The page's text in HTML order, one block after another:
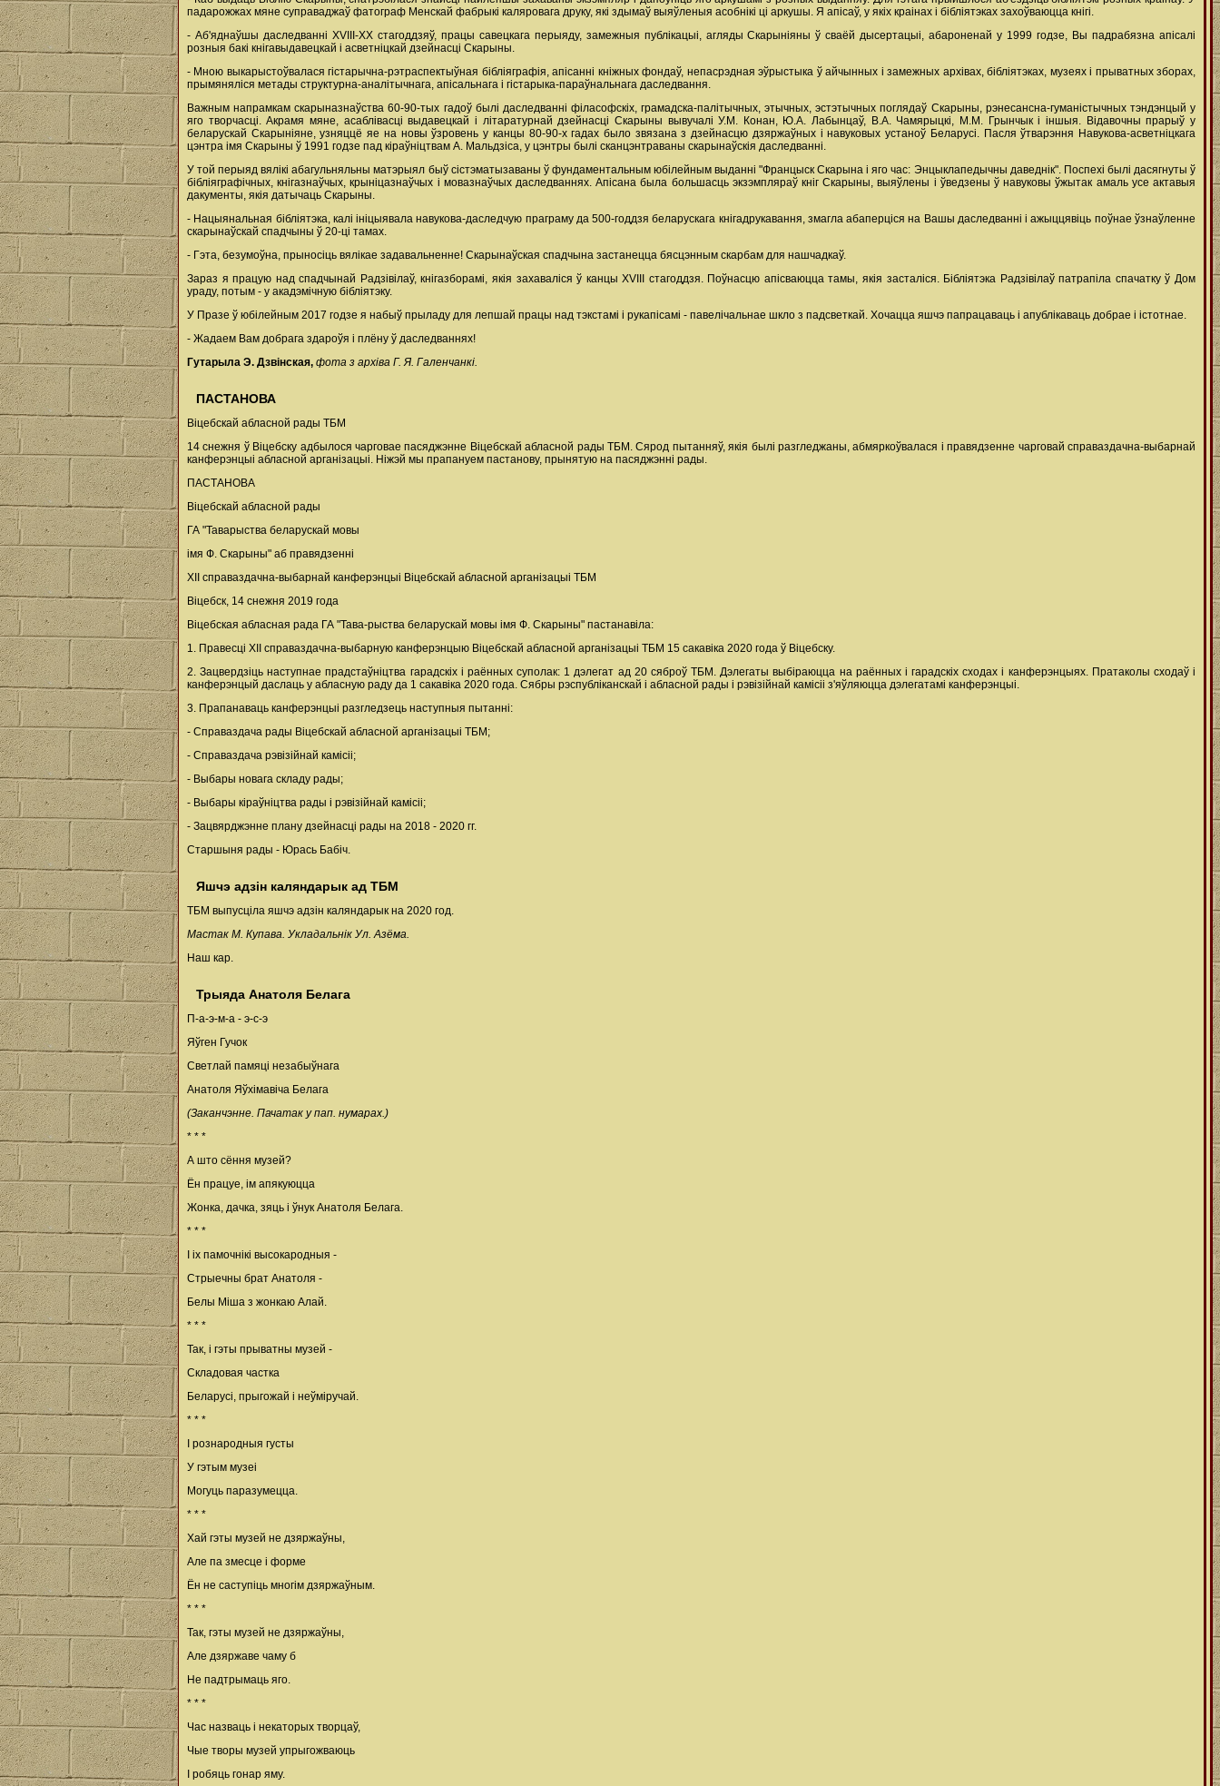
падарожжах мяне суправаджаў фатограф Менскай фабрыкі каляровага друку, які здымаў выяўленыя асобнікі ці аркушы. Я апісаў, у якіх краінах і бібліятэках захоўваюцца кнігі.
- Аб'яднаўшы даследванні ХVIII-ХХ стагоддзяў, працы савецкага перыяду, замежныя публікацыі, агляды Скарыніяны ў сваёй дысертацыі, абароненай у 1999 годзе, Вы падрабязна апісалі
розныя бакі кнігавыдавецкай і асветніцкай дзейнасці Скарыны.
- Мною выкарыстоўвалася гістарычна-рэтраспектыўная бібліяграфія, апісанні кніжных фондаў, непасрэдная эўрыстыка ў айчынных і замежных архівах, бібліятэках, музеях і прыватных зборах,
прымяняліся метады структурна-аналітычнага, апісальнага і гістарыка-параўнальнага даследвання.
Важным напрамкам скарыназнаўства 60-90-тых гадоў былі даследванні філасофскіх, грамадска-палітычных, этычных, эстэтычных поглядаў Скарыны, рэнесансна-гуманістычных тэндэнцый у
яго творчасці. Акрамя мяне, асаблівасці выдавецкай і літаратурнай дзейнасці Скарыны вывучалі У.М. Конан, Ю.А. Лабынцаў, В.А. Чамярыцкі, М.М. Грынчык і іншыя. Відавочны прарыў у
беларускай Скарыніяне, узняццё яе на новы ўзровень у канцы 80-90-х гадах было звязана з дзейнасцю дзяржаўных і навуковых устаноў Беларусі. Пасля ўтварэння Навукова-асветніцкага
цэнтра імя Скарыны ў 1991 годзе пад кіраўніцтвам А. Мальдзіса, у цэнтры былі сканцэнтраваны скарынаўскія даследванні.
У той перыяд вялікі абагульняльны матэрыял быў сістэматызаваны ў фундаментальным юбілейным выданні "Францыск Скарына і яго час: Энцыклапедычны даведнік". Поспехі былі дасягнуты ў
бібліяграфічных, кнігазнаўчых, крыніцазнаўчых і мовазнаўчых даследваннях. Апісана была большасць экзэмпляраў кніг Скарыны, выяўлены і ўведзены ў навуковы ўжытак амаль усе актавыя
дакументы, якія датычаць Скарыны.
- Нацыянальная бібліятэка, калі ініцыявала навукова-даследчую праграму да 500-годдзя беларускага кнігадрукавання, змагла абаперціся на Вашы даследванні і ажыццявіць поўнае ўзнаўленне
скарынаўскай спадчыны ў 20-ці тамах.
- Гэта, безумоўна, прыносіць вялікае задавальненне! Скарынаўская спадчына застанецца бясцэнным скарбам для нашчадкаў.
Зараз я працую над спадчынай Радзівілаў, кнігазборамі, якія захаваліся ў канцы ХVIII стагоддзя. Поўнасцю апісваюцца тамы, якія засталіся. Бібліятэка Радзівілаў патрапіла спачатку ў Дом
ураду, потым - у акадэмічную бібліятэку.
У Празе ў юбілейным 2017 годзе я набыў прыладу для лепшай працы над тэкстамі і рукапісамі - павелічальнае шкло з падсветкай. Хочацца яшчэ папрацаваць і апублікаваць добрае і істотнае.
- Жадаем Вам добрага здароўя і плёну ў даследваннях!
Гутарыла Э. Дзвінская, фота з архіва Г. Я. Галенчанкі.
ПАСТАНОВА
Віцебскай абласной рады ТБМ
14 снежня ў Віцебску адбылося чарговае пасяджэнне Віцебскай абласной рады ТБМ. Сярод пытанняў, якія былі разгледжаны, абмяркоўвалася і правядзенне чарговай справаздачна-выбарнай
канферэнцыі абласной арганізацыі. Ніжэй мы прапануем пастанову, прынятую на пасяджэнні рады.
ПАСТАНОВА
Віцебскай абласной рады
ГА "Таварыства беларускай мовы
імя Ф. Скарыны" аб правядзенні
ХІІ справаздачна-выбарнай канферэнцыі Віцебскай абласной арганізацыі ТБМ
Віцебск, 14 снежня 2019 года
Віцебская абласная рада ГА "Тава-рыства беларускай мовы імя Ф. Скарыны" пастанавіла:
1. Правесці ХІІ справаздачна-выбарную канферэнцыю Віцебскай абласной арганізацыі ТБМ 15 сакавіка 2020 года ў Віцебску.
2. Зацвердзіць наступнае прадстаўніцтва гарадскіх і раённых суполак: 1 дэлегат ад 20 сяброў ТБМ. Дэлегаты выбіраюцца на раённых і гарадскіх сходах і канферэнцыях. Пратаколы сходаў і
канферэнцый даслаць у абласную раду да 1 сакавіка 2020 года. Сябры рэспубліканскай і абласной рады і рэвізійнай камісіі з'яўляюцца дэлегатамі канферэнцыі.
3. Прапанаваць канферэнцыі разгледзець наступныя пытанні:
- Справаздача рады Віцебскай абласной арганізацыі ТБМ;
- Справаздача рэвізійнай камісіі;
- Выбары новага складу рады;
- Выбары кіраўніцтва рады і рэвізійнай камісіі;
- Зацвярджэнне плану дзейнасці рады на 2018 - 2020 гг.
Старшыня рады - Юрась Бабіч.
Яшчэ адзін каляндарык ад ТБМ
ТБМ выпусціла яшчэ адзін каляндарык на 2020 год.
Мастак М. Купава. Укладальнік Ул. Азёма.
Наш кар.
Трыяда Анатоля Белага
П-а-э-м-а - э-с-э
Яўген Гучок
Светлай памяці незабыўнага
Анатоля Яўхімавіча Белага
(Заканчэнне. Пачатак у пап. нумарах.)
* * *
А што сёння музей?
Ён працуе, ім апякуюцца
Жонка, дачка, зяць і ўнук Анатоля Белага.
* * *
І іх памочнікі высокародныя -
Стрыечны брат Анатоля -
Белы Міша з жонкаю Алай.
* * *
Так, і гэты прыватны музей -
Складовая частка
Беларусі, прыгожай і неўміручай.
* * *
І рознародныя густы
У гэтым музеі
Могуць паразумецца.
* * *
Хай гэты музей не дзяржаўны,
Але па змесце і форме
Ён не саступіць многім дзяржаўным.
* * *
Так, гэты музей не дзяржаўны,
Але дзяржаве чаму б
Не падтрымаць яго.
* * *
Час назваць і некаторых творцаў,
Чые творы музей упрыгожваюць
І робяць гонар яму.